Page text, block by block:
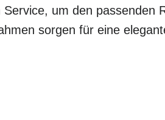
um den passenden
sorgen für eine